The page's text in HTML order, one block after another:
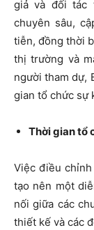
giả và đối tác
chuyên sâu,
tiễn, đồng thời
thị trường và
người tham dự,
gian tổ chức sự
Thời gian tổ
Việc điều
tạo nên một
nối giữa các
thiết kế và các